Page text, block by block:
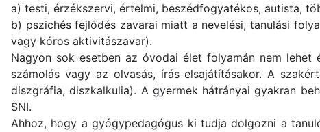
a) testi, érzékszervi, értelmi, beszédfogyatékos, autista,
b) pszichés fejlődés zavarai miatt a nevelési, tanulási
vagy kóros aktivitászavar).
Nagyon sok esetben az óvodai élet folyamán nem
számolás vagy az olvasás, írás elsajátításakor. A
diszgráfia, diszkalkulia). A gyermek hátrányai gyakran
SNI.
Ahhoz, hogy a gyógypedagógus ki tudja dolgozni a